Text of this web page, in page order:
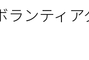
ランティ